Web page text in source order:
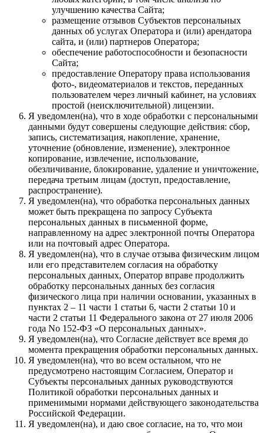
улучшению качества Сайта;
размещение отзывов Субъектов персональных
данных об услугах Оператора и (или) арендатора
сайта, и (или) партнеров Оператора;
обеспечение работоспособности и безопасности
Сайта;
предоставление Оператору права использования
фото-, видеоматериалов и текстов, переданных
пользователем через личный кабинет, на условиях
простой (неисключительной) лицензии.
Я уведомлен(на), что в ходе обработки с персональными
данными будут совершены следующие действия: сбор,
запись, систематизация, накопление, хранение,
уточнение (обновление, изменение), электронное
копирование, извлечение, использование,
обезличивание, блокирование, удаление и уничтожение,
передача третьим лицам (доступ, предоставление,
распространение).
Я уведомлен(на), что обработка персональных данных
может быть прекращена по запросу Субъекта
персональных данных в письменной форме,
направленному на адрес электронной почты Оператора
или на почтовый адрес Оператора.
Я уведомлен(на), что в случае отзыва физическим лицом
или его представителем согласия на обработку
персональных данных, Оператор вправе продолжить
обработку персональных данных без согласия
физического лица при наличии основании, указанных в
пунктах 2 – 11 части 1 статьи 6, части 2 статьи 10 и
части 2 статьи 11 Федерального закона от 27 июля 2006
года No 152-ФЗ «О персональных данных».
Я уведомлен(на), что Согласие действует все время до
момента прекращения обработки персональных данных.
Я уведомлен(на), что во всем остальном, что не
предусмотрено настоящим Согласием, Оператор и
Субъекты персональных данных руководствуются
Политикой обработки персональных данных и
применимыми нормами действующего законодательства
Российской Федерации.
Я уведомлен(на), и даю свое согласие, на то, что мои